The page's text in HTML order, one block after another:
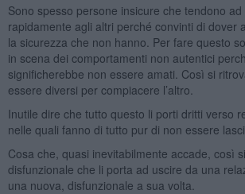
Sono spesso persone insicure che tendono ad
rapidamente agli altri perché convinti di dover
la sicurezza che non hanno. Per fare questo
in scena dei comportamenti non autentici
significherebbe non essere amati. Così si
essere diversi per compiacere l’altro.
Inutile dire che tutto questo li porti dritti verso
nelle quali fanno di tutto pur di non essere
Cosa che, quasi inevitabilmente accade, così
disfunzionale che li porta ad uscire da una
una nuova, disfunzionale a sua volta.